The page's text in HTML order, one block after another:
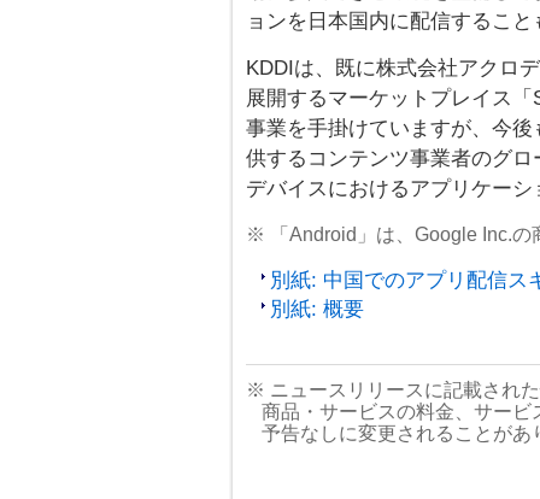
ョンを日本国内に配信するこ
KDDIは、既に株式会社アクロ
展開するマーケットプレイス
事業を手掛けていますが、今
供するコンテンツ事業者のグ
デバイスにおけるアプリケー
※ 「Android」は、Google Inc.の
別紙: 中国でのアプリ配信ス
別紙: 概要
※ ニュースリリースに記載され
商品・サービスの料金、サー
予告なしに変更されることが